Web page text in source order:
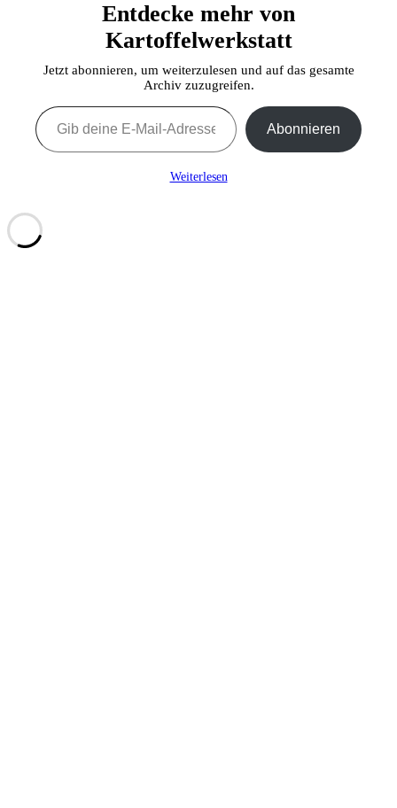
Entdecke mehr von
Kartoffelwerkstatt
Jetzt abonnieren, um weiterzulesen und auf das gesamte
Archiv zuzugreifen.
Gib deine E-Mail-Adresse ein ...
Abonnieren
Weiterlesen